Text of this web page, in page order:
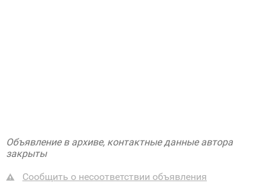
Объявление в архиве, контактные данные автора
закрыты
Сообщить о несоответствии объявления